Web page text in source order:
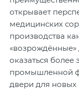
открывает
медицинских
производства
оказаться
промышленной
двери для новых